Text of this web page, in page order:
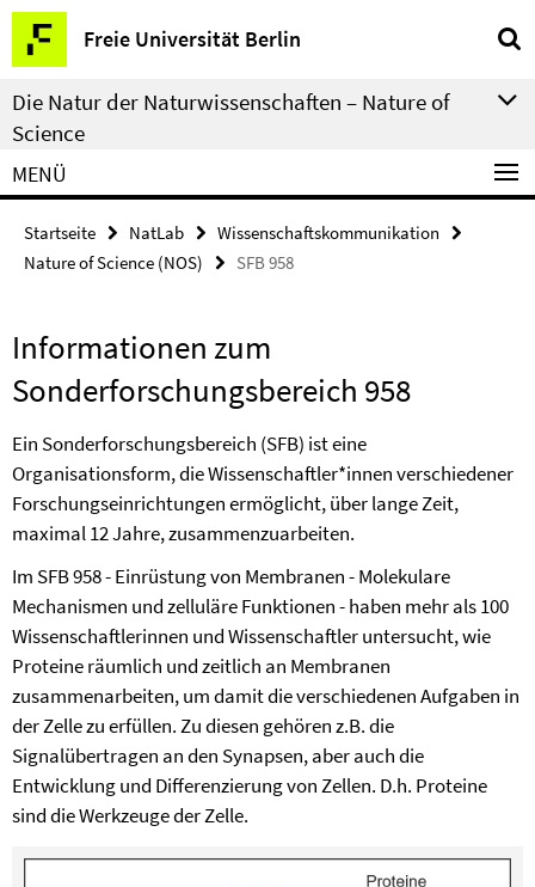
Springe
direkt
zu
Inhalt
Freie Universität Berlin
Service-
Navigation
Die Natur der Naturwissenschaften – Nature of
Science
MENÜ
Startseite NatLab
Wissenschaftskommunikation
Nature of Science (NOS)
SFB 958
Informationen zum
Sonderforschungsbereich 958
Ein Sonderforschungsbereich (SFB) ist eine
Organisationsform, die Wissenschaftler*innen verschiedener
Forschungseinrichtungen ermöglicht, über lange Zeit,
maximal 12 Jahre, zusammenzuarbeiten.
Im SFB 958 - Einrüstung von Membranen - Molekulare
Mechanismen und zelluläre Funktionen - haben mehr als 100
Wissenschaftlerinnen und Wissenschaftler untersucht, wie
Proteine räumlich und zeitlich an Membranen
zusammenarbeiten, um damit die verschiedenen Aufgaben in
der Zelle zu erfüllen. Zu diesen gehören z.B. die
Signalübertragen an den Synapsen, aber auch die
Entwicklung und Differenzierung von Zellen. D.h. Proteine
sind die Werkzeuge der Zelle.